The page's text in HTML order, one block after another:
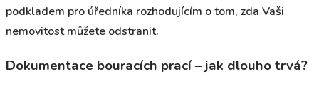
podkladem pro úředníka rozhodujícím o tom, zda Vaši
nemovitost můžete odstranit.
Dokumentace bouracích prací – jak dlouho trvá?